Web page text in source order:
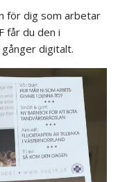
för dig som arbetar
får du den i
digitalt.